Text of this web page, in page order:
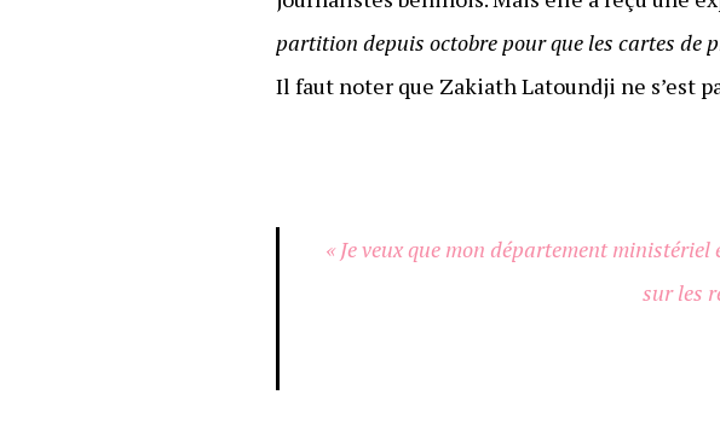
partition depuis octobre pour que les cartes de
Il faut noter que Zakiath Latoundji ne s’est
« Je veux que mon département
sur les